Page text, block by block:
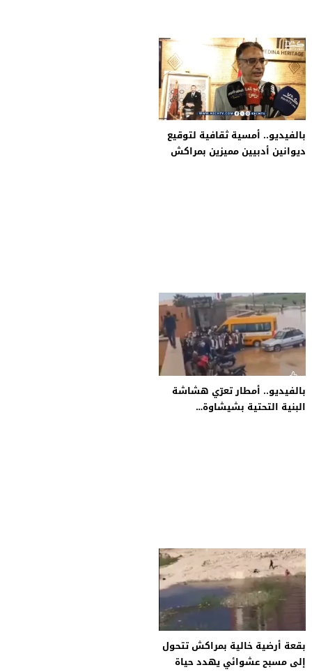
بالفيديو.. أمسية ثقافية لتوقيع
ديوانين أدبيين مميزين بمراكش
بالفيديو.. أمطار تعرّي هشاشة
البنية التحتية بشيشاوة…
بقعة أرضية خالية بمراكش تتحول
إلى مسبح عشوائي يهدد حياة